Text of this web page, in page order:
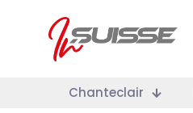
Chanteclair